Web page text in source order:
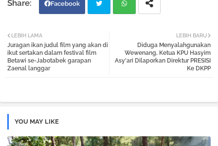
Facebook
tter
LEBIH BARU
Diduga Menyalahgunakan
Wewenang, Ketua KPU Hasyim
Asy'ari Dilaporkan Direktur PRESISI
Ke DKPP
LEBIH LAMA
Juragan ikan judul film yang akan di
ikut sertakan dalam festival film
Betawi se-Jabotabek garapan
Zaenal langgar
YOU MAY LIKE